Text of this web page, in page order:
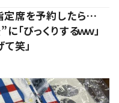
席を予約したら…
びっくりするｗｗ」
笑」